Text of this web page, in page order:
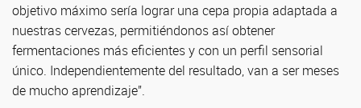
objetivo máximo sería lograr una cepa propia adaptada a
nuestras cervezas, permitiéndonos así obtener
fermentaciones más eficientes y con un perfil sensorial
único. Independientemente del resultado, van a ser meses
de mucho aprendizaje”.